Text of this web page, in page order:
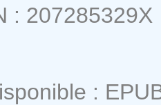
: 207285329X
: